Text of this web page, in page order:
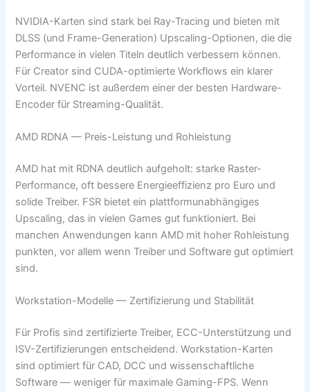
NVIDIA-Karten sind stark bei Ray-Tracing und bieten mit
DLSS (und Frame-Generation) Upscaling-Optionen, die die
Performance in vielen Titeln deutlich verbessern können.
Für Creator sind CUDA-optimierte Workflows ein klarer
Vorteil. NVENC ist außerdem einer der besten Hardware-
Encoder für Streaming-Qualität.
AMD RDNA — Preis-Leistung und Rohleistung
AMD hat mit RDNA deutlich aufgeholt: starke Raster-
Performance, oft bessere Energieeffizienz pro Euro und
solide Treiber. FSR bietet ein plattformunabhängiges
Upscaling, das in vielen Games gut funktioniert. Bei
manchen Anwendungen kann AMD mit hoher Rohleistung
punkten, vor allem wenn Treiber und Software gut optimiert
sind.
Workstation-Modelle — Zertifizierung und Stabilität
Für Profis sind zertifizierte Treiber, ECC-Unterstützung und
ISV-Zertifizierungen entscheidend. Workstation-Karten
sind optimiert für CAD, DCC und wissenschaftliche
Software — weniger für maximale Gaming-FPS. Wenn